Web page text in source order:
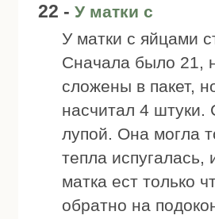
22 - У матки с
У матки с яйцами
Сначала было 21,
сложены в пакет,
насчитал 4 штуки.
лупой. Она могла
тепла
матка ест только
обратно на